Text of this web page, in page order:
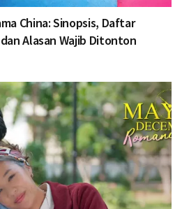
China: Sinopsis, Daftar
Alasan Wajib Ditonton